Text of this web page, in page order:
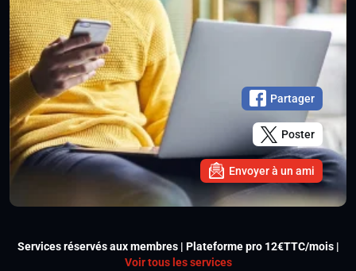
Partager
Poster
Envoyer à un ami
Services réservés aux membres | Plateforme pro 12€TTC/mois |
Voir tous les services